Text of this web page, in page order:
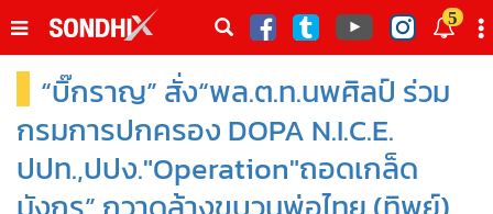
ดต
5
หน้าหลัก
• World Talk
“บิ๊กราญ” สั่ง“พล.ต.ท.นพศิลป์ ร่วม
กรมการปกครอง DOPA N.I.C.E.
ปปท.,ปปง."Operation"ถอดเกล็ด